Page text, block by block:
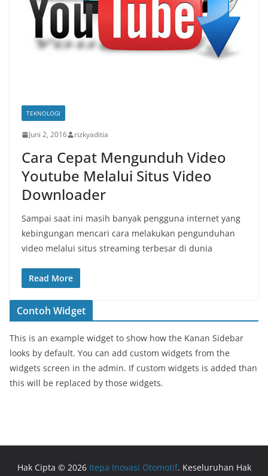
TEKNOLOGI
Juni 2, 2016 rizkyaditia
Cara Cepat Mengunduh Video
Youtube Melalui Situs Video
Downloader
Sampai saat ini masih banyak pengguna internet yang
kebingungan mencari cara melakukan pengunduhan
video melalui situs streaming terbesar di dunia
Read More
Contoh Widget
This is an example widget to show how the Kanan Sidebar
looks by default. You can add custom widgets from the
widgets screen in the admin. If custom widgets is added than
this will be replaced by those widgets.
Hak Cipta © 2026 Itepa Inovasi Otomotif. Keseluruhan Hak